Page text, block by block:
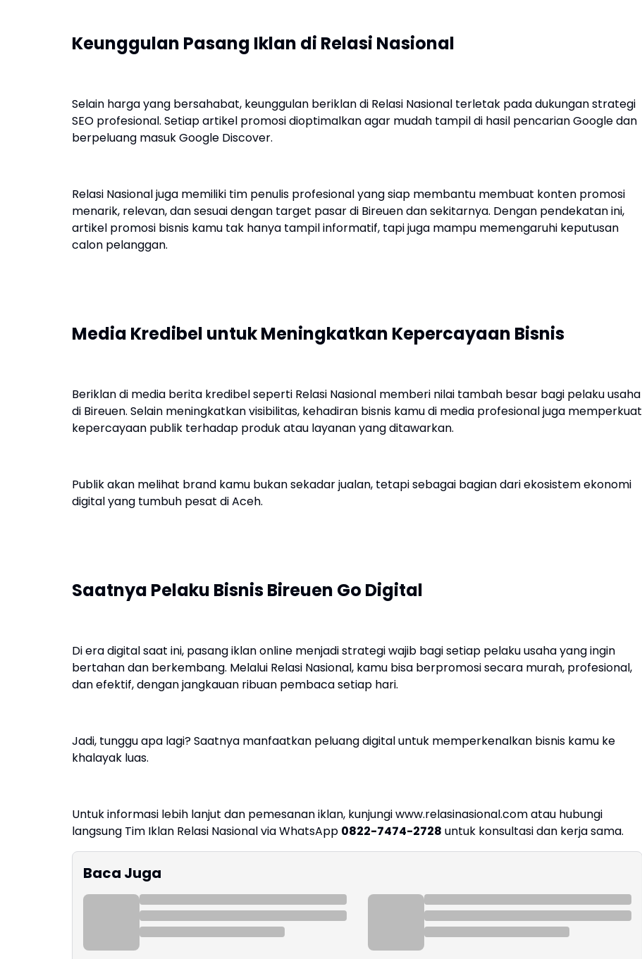
Keunggulan Pasang Iklan di Relasi Nasional
Selain harga yang bersahabat, keunggulan beriklan di Relasi Nasional terletak pada dukungan strategi
SEO profesional. Setiap artikel promosi dioptimalkan agar mudah tampil di hasil pencarian Google dan
berpeluang masuk Google Discover.
Relasi Nasional juga memiliki tim penulis profesional yang siap membantu membuat konten promosi
menarik, relevan, dan sesuai dengan target pasar di Bireuen dan sekitarnya. Dengan pendekatan ini,
artikel promosi bisnis kamu tak hanya tampil informatif, tapi juga mampu memengaruhi keputusan
calon pelanggan.
Media Kredibel untuk Meningkatkan Kepercayaan Bisnis
Beriklan di media berita kredibel seperti Relasi Nasional memberi nilai tambah besar bagi pelaku usaha
di Bireuen. Selain meningkatkan visibilitas, kehadiran bisnis kamu di media profesional juga memperkuat
kepercayaan publik terhadap produk atau layanan yang ditawarkan.
Publik akan melihat brand kamu bukan sekadar jualan, tetapi sebagai bagian dari ekosistem ekonomi
digital yang tumbuh pesat di Aceh.
Saatnya Pelaku Bisnis Bireuen Go Digital
Di era digital saat ini, pasang iklan online menjadi strategi wajib bagi setiap pelaku usaha yang ingin
bertahan dan berkembang. Melalui Relasi Nasional, kamu bisa berpromosi secara murah, profesional,
dan efektif, dengan jangkauan ribuan pembaca setiap hari.
Jadi, tunggu apa lagi? Saatnya manfaatkan peluang digital untuk memperkenalkan bisnis kamu ke
khalayak luas.
Untuk informasi lebih lanjut dan pemesanan iklan, kunjungi www.relasinasional.com atau hubungi
langsung Tim Iklan Relasi Nasional via WhatsApp 0822-7474-2728 untuk konsultasi dan kerja sama.
Baca Juga